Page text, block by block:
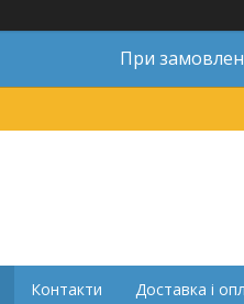
При
Контакти Доставка і